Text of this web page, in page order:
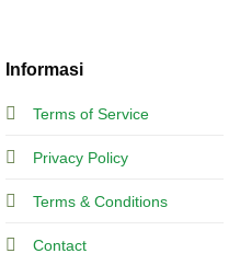
Informasi
Terms of Service
Privacy Policy
Terms & Conditions
Contact